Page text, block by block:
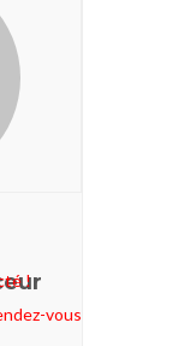
!
vous